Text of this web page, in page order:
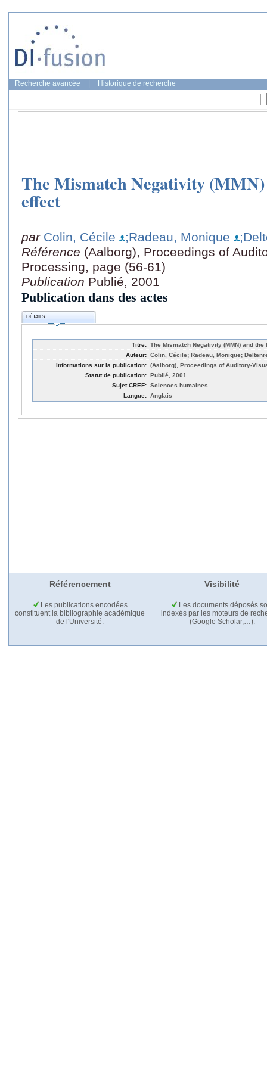
Recherche avancée Historique de recherche
The Mismatch Negativity
effect
par Colin, Cécile ;Radeau, Monique
Référence (Aalborg), Proceedings of
Processing, page (56-61)
Publication Publié, 2001
Publication dans des actes
DÉTAILS
Titre: The Mismatch Negativity (MMN) and the
Auteur: Colin, Cécile; Radeau, Monique;
Informations sur la publication: (Aalborg), Proceedings of Auditory-
Statut de publication: Publié, 2001
Sujet CREF: Sciences humaines
Langue: Anglais
Référencement Visibilité
Les publications encodées
constituent la bibliographie académique
de l'Université.
Les documents déposés
indexés par les moteurs de
(Google Scholar,…).